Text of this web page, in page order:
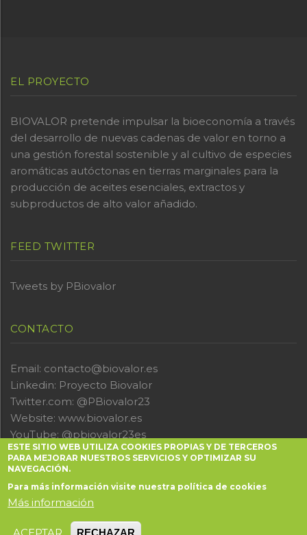
EL PROYECTO
BIOVALOR pretende impulsar la bioeconomía a través
del desarrollo de nuevas cadenas de valor en torno a
una gestión forestal sostenible y al cultivo de especies
aromáticas autóctonas en tierras marginales para la
producción de aceites esenciales, extractos y
subproductos de alto valor añadido.
FEED TWITTER
Tweets by PBiovalor
CONTACTO
Email: contacto@biovalor.es
Linkedin: Proyecto Biovalor
Twitter.com: @PBiovalor23
Website: www.biovalor.es
YouTube: @pbiovalor23es
Copyright © 2022 Biovalor | Aviso legal | Politica de
cookies | Política de privacidad |
ESTE SITIO WEB UTILIZA COOKIES PROPIAS Y DE TERCEROS
PARA MEJORAR NUESTROS SERVICIOS Y OPTIMIZAR SU
NAVEGACIÓN.
Para más información visite nuestra política de cookies
Más información
RECHAZAR